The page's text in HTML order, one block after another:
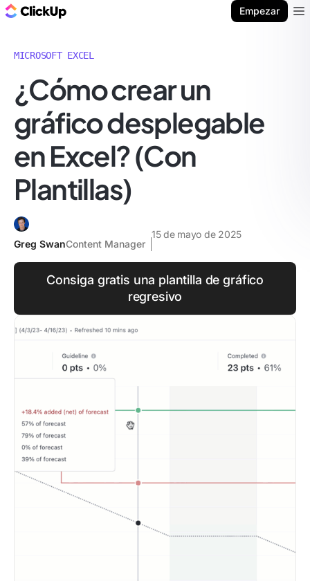
Empezar
MICROSOFT EXCEL
¿Cómo crear un
gráfico desplegable
en Excel? (Con
Plantillas)
Greg SwanContent Manager
15 de mayo de 2025
Consiga gratis una plantilla de gráfico
regresivo